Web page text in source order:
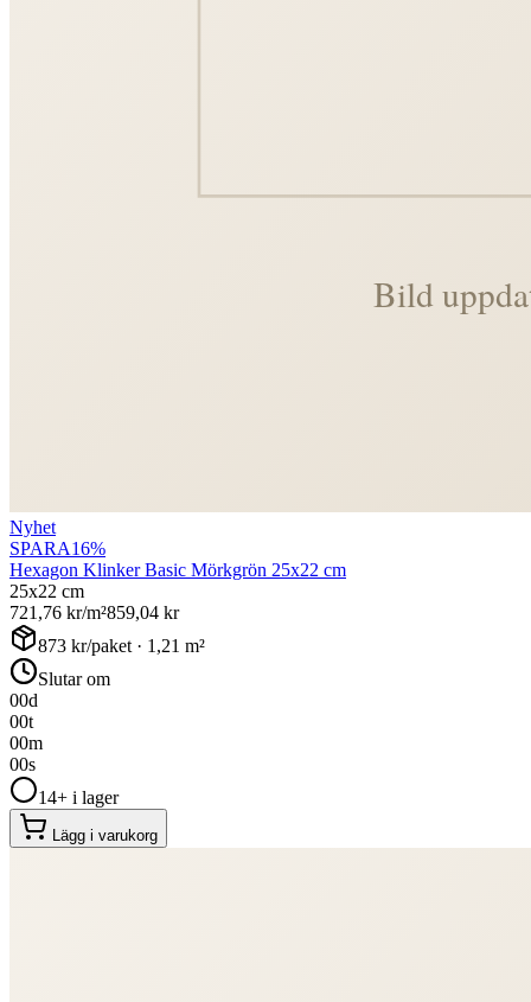
Nyhet
SPARA16%
Hexagon Klinker Basic Mörkgrön 25x22 cm
25x22 cm
721,76 kr/m²859,04 kr
873 kr/paket · 1,21 m²
Slutar om
00d
00t
00m
00s
14+ i lager
Lägg i varukorg